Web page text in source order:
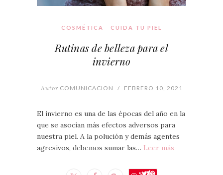
COSMÉTICA CUIDA TU PIEL
Rutinas de belleza para el
invierno
AutorCOMUNICACION / FEBRERO 10, 2021
El invierno es una de las épocas del año en la
que se asocian más efectos adversos para
nuestra piel. A la polución y demás agentes
agresivos, debemos sumar las… Leer más
Save